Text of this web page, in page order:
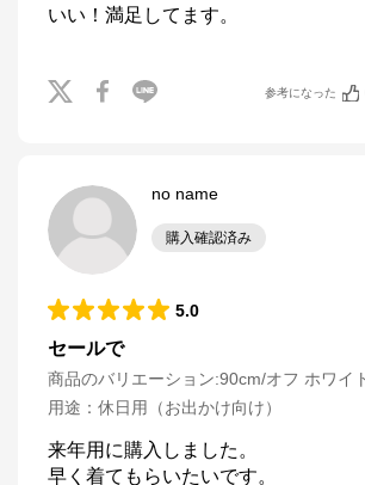
いい！満足してます。
参考になった
no name
購入確認済み
5.0
セールで
商品のバリエーション:90cm/オフ ホワイ
用途 ： 休日用（お出かけ向け）
来年用に購入しました。
早く着てもらいたいです。